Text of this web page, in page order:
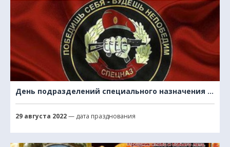
День подразделений специального назначения ВВ МВД РФ
29 августа 2022— дата празднования